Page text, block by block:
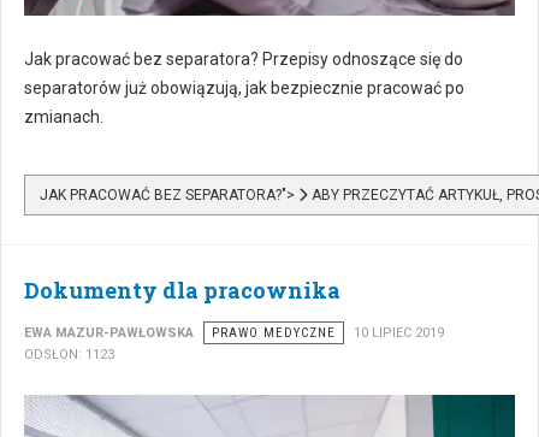
Jak pracować bez separatora? Przepisy odnoszące się do
separatorów już obowiązują, jak bezpiecznie pracować po
zmianach.
JAK PRACOWAĆ BEZ SEPARATORA?"> ABY PRZECZYTAĆ ARTYKUŁ,
Dokumenty dla pracownika
EWA MAZUR-PAWŁOWSKA PRAWO MEDYCZNE
10 LIPIEC 2019
ODSŁON: 1123